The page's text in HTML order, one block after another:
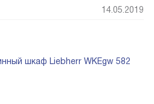
14.05.2019
шкаф Liebherr WKEgw 582